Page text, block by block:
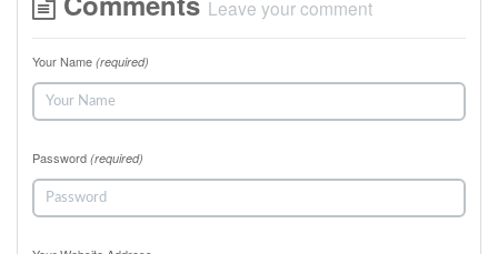
Leave your comment
Your Name (required)
Password (required)